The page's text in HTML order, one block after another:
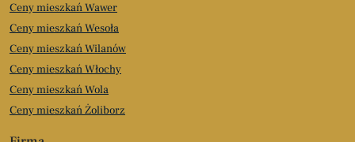
Ceny mieszkań Wawer
Ceny mieszkań Wesoła
Ceny mieszkań Wilanów
Ceny mieszkań Włochy
Ceny mieszkań Wola
Ceny mieszkań Żoliborz